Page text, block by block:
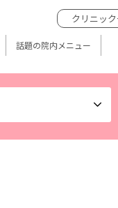
クリニッ
話題の院内メニュー